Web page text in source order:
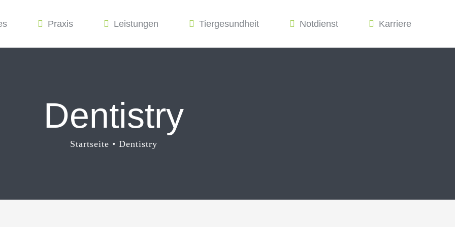
Praxis Leistungen Tiergesundheit Notdienst Karriere
Dentistry
Startseite Dentistry